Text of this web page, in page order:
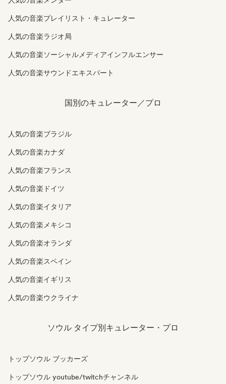
人気の音楽プレイリスト・キュレーター
人気の音楽ラジオ局
人気の音楽ソーシャルメディアインフルエンサー
人気の音楽サウンドエキスパート
国別のキュレーター／プロ
人気の音楽ブラジル
人気の音楽カナダ
人気の音楽フランス
人気の音楽ドイツ
人気の音楽イタリア
人気の音楽メキシコ
人気の音楽オランダ
人気の音楽スペイン
人気の音楽イギリス
人気の音楽ウクライナ
ソウル タイプ別キュレーター・プロ
トップソウル ブッカーズ
トップソウル youtube/twitchチャンネル